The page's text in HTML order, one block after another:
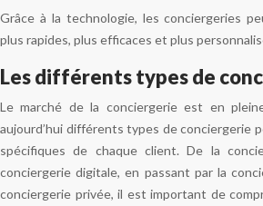
Grâce à la technologie, les conciergeries
plus rapides, plus efficaces et plus
Les différents types de
Le marché de la conciergerie est en
aujourd’hui différents types de conciergerie
spécifiques de chaque client. De la
conciergerie digitale, en passant par la
conciergerie privée, il est important de